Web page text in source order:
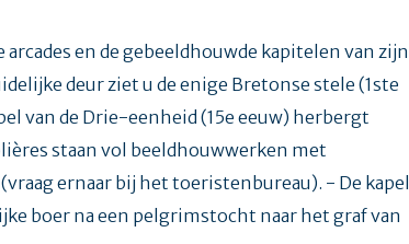
en de gebeeldhouwde kapitelen van zijn
deur ziet u de enige Bretonse stele (1ste
van de Drie-eenheid (15e eeuw) herbergt
staan vol beeldhouwwerken met
ernaar bij het toeristenbureau). - De kapel
boer na een pelgrimstocht naar het graf van